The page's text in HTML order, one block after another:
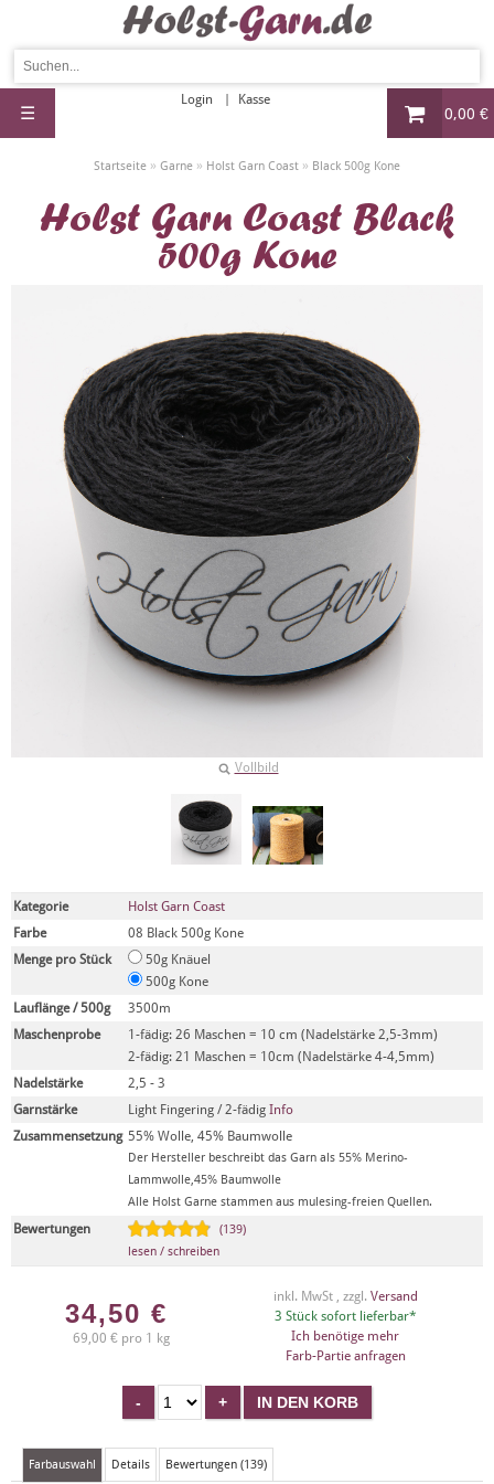
0,00 €
Login Kasse
☰
Startseite » Garne » Holst Garn Coast » Black 500g Kone
Holst Garn Coast Black
500g Kone
Vollbild
Kategorie
Holst Garn Coast
Farbe
08 Black 500g Kone
Menge pro Stück
50g Knäuel
500g Kone
Lauflänge / 500g
3500m
Maschenprobe
1-fädig: 26 Maschen = 10 cm (Nadelstärke 2,5-3mm)
2-fädig: 21 Maschen = 10cm (Nadelstärke 4-4,5mm)
Nadelstärke
2,5 - 3
Garnstärke
Light Fingering / 2-fädig Info
Zusammensetzung 55% Wolle, 45% Baumwolle
Der Hersteller beschreibt das Garn als 55% Merino-
Lammwolle,45% Baumwolle
Alle Holst Garne stammen aus mulesing-freien Quellen.
Bewertungen
(139)
lesen / schreiben
34,50 €
69,00 € pro 1 kg
inkl. MwSt , zzgl. Versand
3 Stück sofort lieferbar*
Ich benötige mehr
Farb-Partie anfragen
Farbauswahl Details Bewertungen (139)